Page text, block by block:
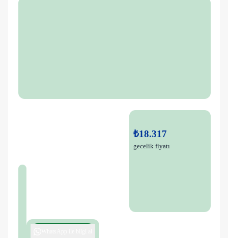
₺18.317
gecelik fiyatı